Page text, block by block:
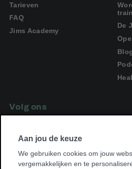
Tarieven
FAQ
Jims Academy
De
Volg ons
op
Volg
ons
Instagram
Vind een club bij jou in de
Aan jou de keuze
We gebruiken cookies om jouw
vergemakkelijken en te